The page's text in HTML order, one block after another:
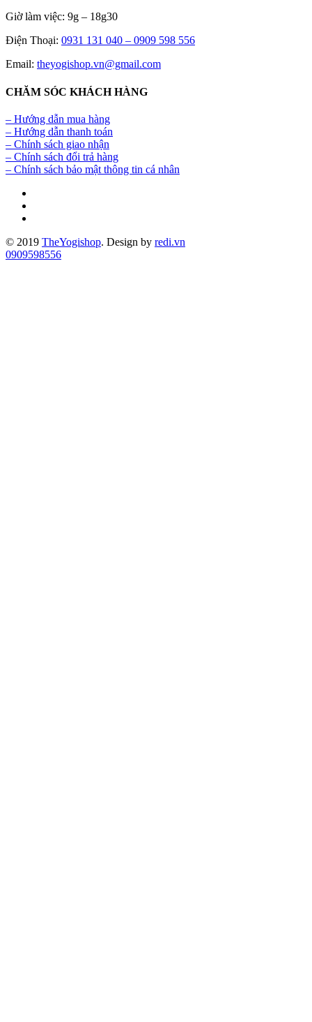
Giờ làm việc: 9g – 18g30
Điện Thoại: 0931 131 040 – 0909 598 556
Email: theyogishop.vn@gmail.com
CHĂM SÓC KHÁCH HÀNG
– Hướng dẫn mua hàng
– Hướng dẫn thanh toán
– Chính sách giao nhận
– Chính sách đổi trả hàng
– Chính sách bảo mật thông tin cá nhân
© 2019 TheYogishop. Design by redi.vn
0909598556